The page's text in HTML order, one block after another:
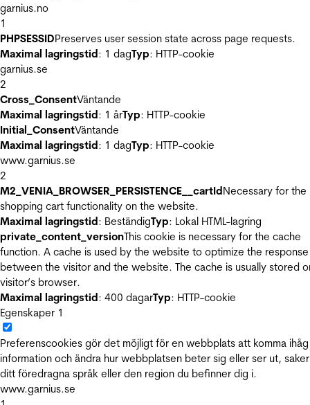
garnius.no
1
PHPSESSIDPreserves user session state across page requests.
Maximal lagringstid: 1 dagTyp: HTTP-cookie
garnius.se
2
Cross_ConsentVäntande
Maximal lagringstid: 1 årTyp: HTTP-cookie
Initial_ConsentVäntande
Maximal lagringstid: 1 dagTyp: HTTP-cookie
www.garnius.se
2
M2_VENIA_BROWSER_PERSISTENCE__cartIdNecessary for the
shopping cart functionality on the website.
Maximal lagringstid: BeständigTyp: Lokal HTML-lagring
private_content_versionThis cookie is necessary for the cache
function. A cache is used by the website to optimize the
between the visitor and the website. The cache is usually stored
visitor’s browser.
Maximal lagringstid: 400 dagarTyp: HTTP-cookie
Egenskaper 1
Preferenscookies gör det möjligt för en webbplats att komma ihåg
information och ändra hur webbplatsen beter sig eller ser ut,
ditt föredragna språk eller den region du befinner dig i.
www.garnius.se